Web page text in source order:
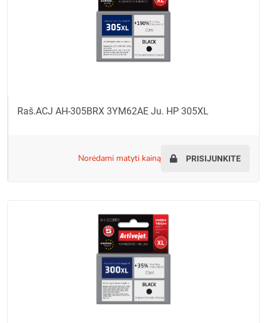
Raš.ACJ AH-305BRX 3YM62AE Ju. HP 305XL
norėdami matyti kainą PRISIJUNKITE